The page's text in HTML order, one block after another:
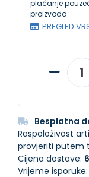
plaćanje
proizvoda
PREGLED
Besplatna
Raspoloživost
provjeriti putem
Cijena dostave:
Vrijeme isporuke: